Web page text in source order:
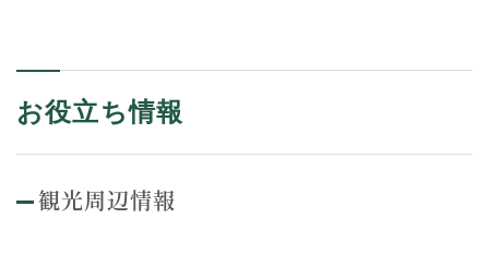
お役立ち情報
観光周辺情報